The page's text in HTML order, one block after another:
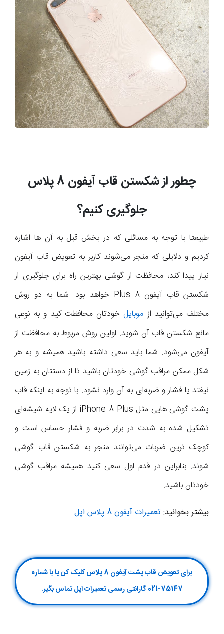
چطور از شکستن قاب آیفون 8 پلاس
جلوگیری کنیم؟
طبیعتا با توجه به مسائلی که در بخش قبل به آن ها اشاره
کردیم و دلایلی که منجر می‌شوند کاربر به تعویض قاب آیفون
نیاز پیدا کند، محافظت از گوشی بهترین راه برای جلوگیری از
شکستن قاب آیفون 8 Plus خواهد بود. شما به دو روش
مختلف می‌توانید از موبایلخودتان محافظت کید و به نوعی
مانع شکستن قاب آن شوید. اولین روش مربوط به محافظت از
آیفون می‌شود. شما باید سعی داشته باشید همیشه و به هر
شکل ممکن مراقب گوشی خودتان باشید تا از دستتان به زمین
نیفتد یا فشار و ضربه‌ای به آن وارد نشود. با توجه به اینکه قاب
پشت گوشی هایی مثل iPhone 8 Plus از یک لایه شیشه‌ای
تشکیل شده به شدت در برابر ضربه و فشار حساس است و
کوچک ترین ضربات می‌توانند منجر به شکستن قاب گوشی
شوند. بنابراین در قدم اول سعی کنید همیشه مراقب گوشی
خودتان باشید.
بیشتر بخوانید:تعمیرات آیفون 8 پلاس اپل
برای تعویض قاب پشت آیفون 8 پلاس کلیک کن یا با شماره
75147-021 گارانتی رسمی تعمیرات اپل تماس بگیر.